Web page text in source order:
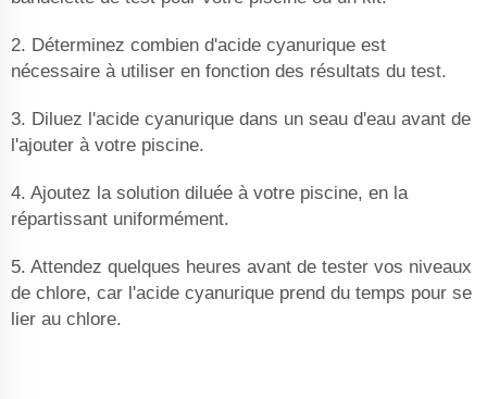
2. Déterminez combien d'acide cyanurique est
nécessaire à utiliser en fonction des résultats du test.
3. Diluez l'acide cyanurique dans un seau d'eau avant de
l'ajouter à votre piscine.
4. Ajoutez la solution diluée à votre piscine, en la
répartissant uniformément.
5. Attendez quelques heures avant de tester vos niveaux
de chlore, car l'acide cyanurique prend du temps pour se
lier au chlore.